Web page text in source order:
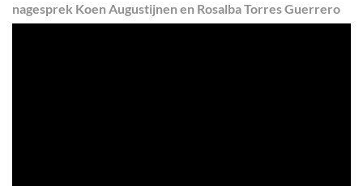
nagesprek Koen Augustijnen en Rosalba Torres Guerrero